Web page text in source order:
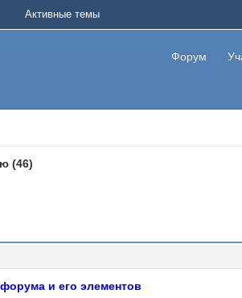
Форум
Активные темы
(46)
и его элементов